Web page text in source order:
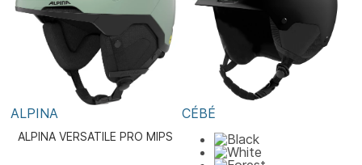
ALPINA
ALPINA VERSATILE PRO MIPS
CÉBÉ